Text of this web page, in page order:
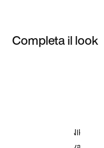
Completa il look